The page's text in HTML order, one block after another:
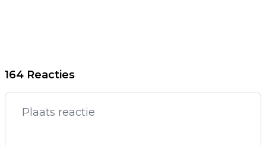
164 Reacties